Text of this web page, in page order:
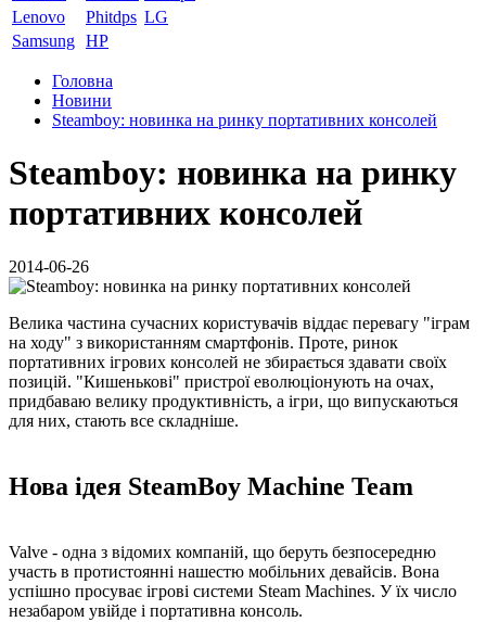
Lenovo
Phitdps LG
Samsung HP
Головна
Новини
Steamboy: новинка на ринку портативних консолей
Steamboy: новинка на ринку
портативних консолей
2014-06-26
Велика частина сучасних користувачів віддає перевагу "іграм
на ходу" з використанням смартфонів. Проте, ринок
портативних ігрових консолей не збирається здавати своїх
позицій. "Кишенькові" пристрої еволюціонують на очах,
придбаваю велику продуктивність, а ігри, що випускаються
для них, стають все складніше.
Нова ідея SteamBoy Machine Team
Valve - одна з відомих компаній, що беруть безпосередню
участь в протистоянні нашестю мобільних девайсів. Вона
успішно просуває ігрові системи Steam Machines. У їх число
незабаром увійде і портативна консоль.